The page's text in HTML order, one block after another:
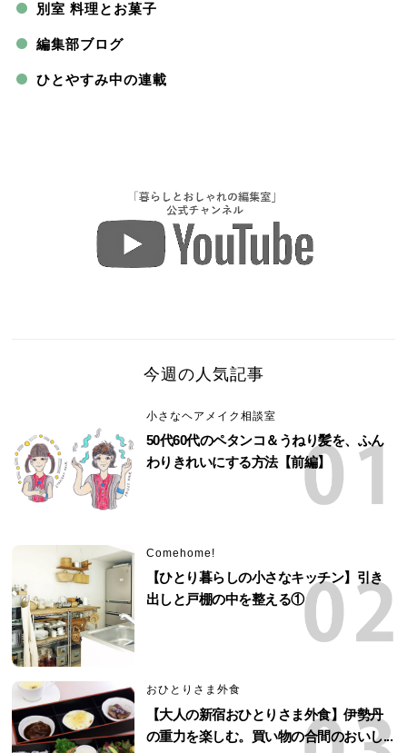
別室 料理とお菓子
編集部ブログ
ひとやすみ中の連載
今週の人気記事
小さなヘアメイク相談室
50代60代のペタンコ＆うねり髪を、ふん
わりきれいにする方法【前編】
Comehome!
【ひとり暮らしの小さなキッチン】引き
出しと戸棚の中を整える①
おひとりさま外食
【大人の新宿おひとりさま外食】伊勢丹
の重力を楽しむ。買い物の合間のおいし...